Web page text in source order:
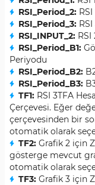
RSI_Period_2:
RSI_Period_3:
RSI_INPUT_2: RSI
RSI_Period_B1:
Periyodu
RSI_Period_B2:
RSI_Period_B3:
TF1: RSI 3TFA
Çerçevesi. Eğer
çerçevesinden bir
otomatik olarak
TF2: Grafik 2 için
gösterge mevcut
otomatik olarak
TF3: Grafik 3 için